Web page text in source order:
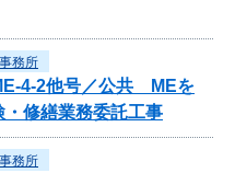
務所
4-2他号／公共 MEを
修繕業務委託工事
務所